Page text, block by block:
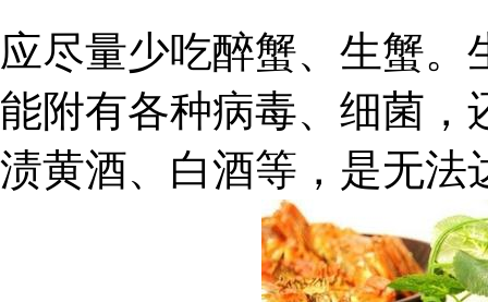
应尽量少吃醉蟹、生蟹
能附有各种病毒、细菌，
渍黄酒、白酒等，是无法